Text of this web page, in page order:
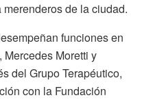
de la ciudad.
funciones en
Moretti y
del Grupo Terapéutico,
con la Fundación